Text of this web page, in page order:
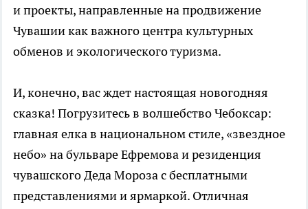
и проекты, направленные на продвижение
Чувашии как важного центра культурных
обменов и экологического туризма.
И, конечно, вас ждет настоящая новогодняя
сказка! Погрузитесь в волшебство Чебоксар:
главная елка в национальном стиле, «звездное
небо» на бульваре Ефремова и резиденция
чувашского Деда Мороза с бесплатными
представлениями и ярмаркой. Отличная